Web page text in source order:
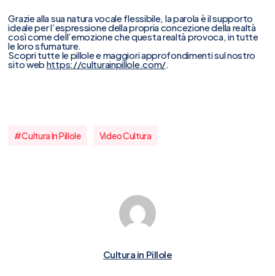
Grazie alla sua natura vocale flessibile, la parola è il supporto
ideale per l’espressione della propria concezione della realtà
così come dell’emozione che questa realtà provoca, in tutte
le loro sfumature.
Scopri tutte le pillole e maggiori approfondimenti sul nostro
sito web https://culturainpillole.com/
#cultura In Pillole Video Cultura
Cultura in Pillole